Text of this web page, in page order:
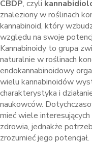
CBDP, czyli
znaleziony w roślinach
kannabinoid, który
względu na swoje
Kannabinoidy to grupa
naturalnie w roślinach
endokannabinoidowy
wielu kannabinoidów
charakterystyka i
naukowców.
mieć wiele
zdrowia, jednakże
zrozumieć jego potencjał.